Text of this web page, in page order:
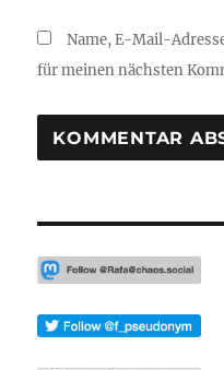
Name, E-Mail-
für meinen nächsten